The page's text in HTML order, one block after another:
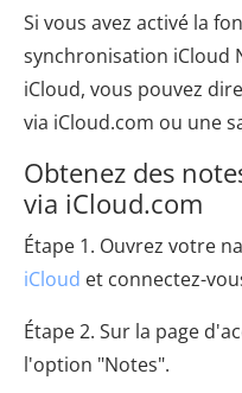
Si vous avez activé la
synchronisation iCloud
iCloud, vous pouvez
via iCloud.com ou une
Obtenez des
via iCloud.com
Étape 1. Ouvrez votre
iCloud et connectez-
Étape 2. Sur la page
l'option "Notes".